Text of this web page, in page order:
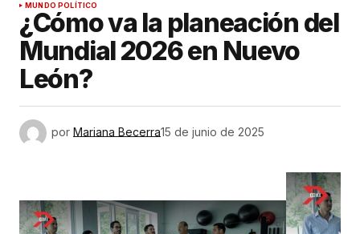
MUNDO POLÍTICO
¿Cómo va la planeación del
Mundial 2026 en Nuevo
León?
por Mariana Becerra15 de junio de 2025